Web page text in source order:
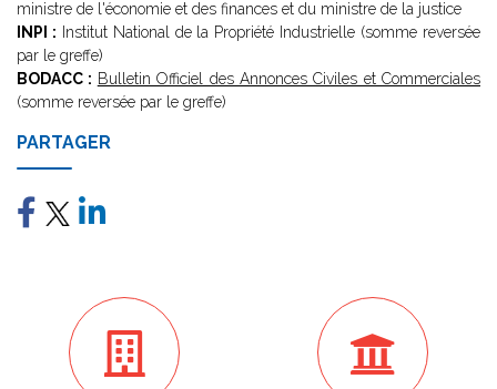
ministre de l'économie et des finances et du ministre de la justice
INPI : Institut National de la Propriété Industrielle (somme reversée
par le greffe)
BODACC : Bulletin Officiel des Annonces Civiles et Commerciales
(somme reversée par le greffe)
PARTAGER